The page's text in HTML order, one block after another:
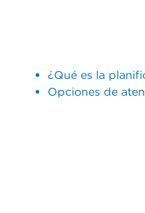
¿Qué es la
Opciones de